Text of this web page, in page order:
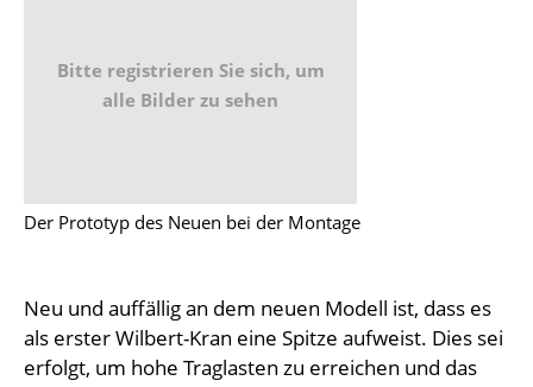
Bitte registrieren Sie sich, um
alle Bilder zu sehen
Der Prototyp des Neuen bei der Montage
Neu und auffällig an dem neuen Modell ist, dass es
als erster Wilbert-Kran eine Spitze aufweist. Dies sei
erfolgt, um hohe Traglasten zu erreichen und das